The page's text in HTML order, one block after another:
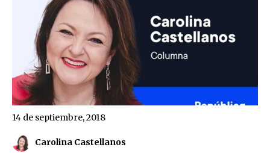
Carolina Castellanos
14 de septiembre, 2018